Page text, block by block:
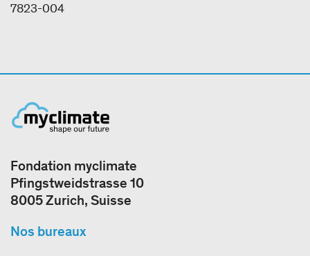
7823-004
Fondation myclimate
Pfingstweidstrasse 10
8005 Zurich, Suisse
Nos bureaux